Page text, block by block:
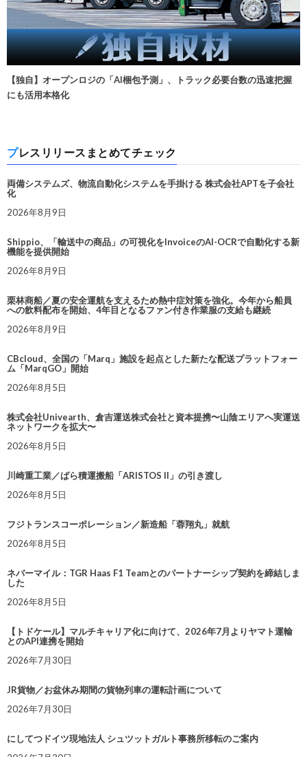
【独自】オープンロジの「AI梱包予測」、トラック必要台数の迅速把握
にも活用本格化
プレスリリースまとめてチェック
両備システムズ、物流自動化システムを手掛ける 株式会社APTを子会社
化
2026年8月9日
Shippio、「輸送中の商品」の可視化をInvoiceのAI-OCRで自動化する新
機能を提供開始
2026年8月9日
栗林商船／夏の安全運航を支えるため熱中症対策を強化。今年から船員
への飲料配布を開始、4年目となるファン付き作業服の支給も継続
2026年8月9日
CBcloud、全国の「Marq」施設を起点とした新たな配送プラットフォー
ム「MarqGO」開始
2026年8月5日
株式会社Univearth、倉吉運送株式会社と資本提携〜山陰エリアへ実運送
ネットワークを拡大〜
2026年8月5日
川崎重工業／ばら積運搬船「ARISTOS II」の引き渡し
2026年8月5日
フジトランスコーポレーション／新造船「蓉翔丸」就航
2026年8月5日
ネバーマイル：TGR Haas F1 Teamとのパートナーシップ契約を締結しま
した
2026年8月5日
【トドケール】マルチキャリア化に向けて、2026年7月よりヤマト運輸
とのAPI連携を開始
2026年7月30日
JR貨物／お盆休み期間の貨物列車の運転計画について
2026年7月30日
にしてつドイツ現地法人 シュツットガルト事務所移転のご案内